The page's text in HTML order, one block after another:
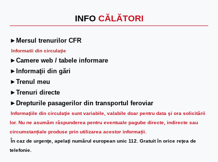
INFO CĂLĂTORI
►Mersul trenurilor CFR
Informatii din circulaţie
►Camere web / tabele informare
►Informaţii din gări
►Trenul meu
►Trenuri directe
►Drepturile pasagerilor din transportul feroviar
Informaţiile din circulaţie sunt variabile, valabile doar pentru data şi ora solicitării
lor. Nu ne asumăm răspunderea pentru eventuale pagube directe, indirecte sau
circumstanțiale produse prin utilizarea acestor informații.
În caz de urgenţe, apelaţi numărul european unic 112. Gratuit în orice reţea de
telefonie.